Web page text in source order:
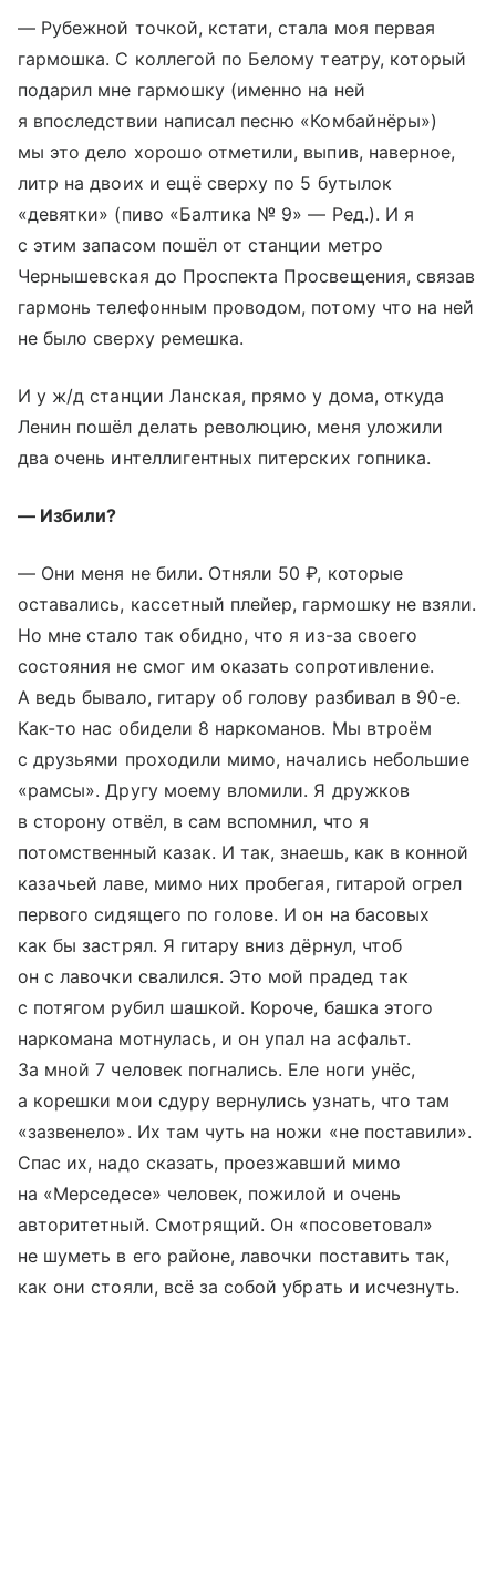
— Рубежной точкой, кстати, стала моя первая
гармошка. С коллегой по Белому театру, который
подарил мне гармошку (именно на ней
я впоследствии написал песню «Комбайнёры»)
мы это дело хорошо отметили, выпив, наверное,
литр на двоих и ещё сверху по 5 бутылок
«девятки» (пиво «Балтика № 9» — Ред.). И я
с этим запасом пошёл от станции метро
Чернышевская до Проспекта Просвещения, связав
гармонь телефонным проводом, потому что на ней
не было сверху ремешка.
И у ж/д станции Ланская, прямо у дома, откуда
Ленин пошёл делать революцию, меня уложили
два очень интеллигентных питерских гопника.
— Избили?
— Они меня не били. Отняли 50 ₽, которые
оставались, кассетный плейер, гармошку не взяли.
Но мне стало так обидно, что я из-за своего
состояния не смог им оказать сопротивление.
А ведь бывало, гитару об голову разбивал в 90-е.
Как-то нас обидели 8 наркоманов. Мы втроём
с друзьями проходили мимо, начались небольшие
«рамсы». Другу моему вломили. Я дружков
в сторону отвёл, в сам вспомнил, что я
потомственный казак. И так, знаешь, как в конной
казачьей лаве, мимо них пробегая, гитарой огрел
первого сидящего по голове. И он на басовых
как бы застрял. Я гитару вниз дёрнул, чтоб
он с лавочки свалился. Это мой прадед так
с потягом рубил шашкой. Короче, башка этого
наркомана мотнулась, и он упал на асфальт.
За мной 7 человек погнались. Еле ноги унёс,
а корешки мои сдуру вернулись узнать, что там
«зазвенело». Их там чуть на ножи «не поставили».
Спас их, надо сказать, проезжавший мимо
на «Мерседесе» человек, пожилой и очень
авторитетный. Смотрящий. Он «посоветовал»
не шуметь в его районе, лавочки поставить так,
как они стояли, всё за собой убрать и исчезнуть.